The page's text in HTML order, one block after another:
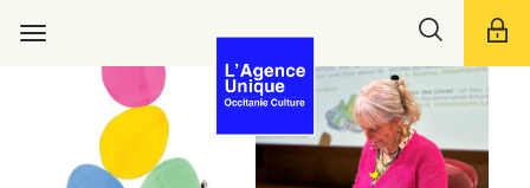
navigation
Toggle
bar